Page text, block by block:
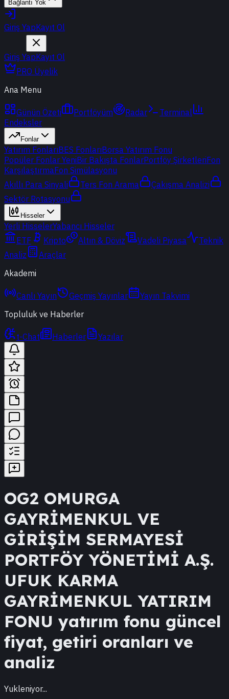
Bağlantı Yok
Giriş YapKayıt Ol
Giriş YapKayıt Ol
PRO Üyelik
Ana Menu
Günün Özeti Portföyüm Radar
Terminal
Endeksler
Fonlar
Yatırım FonlarıBES FonlarıBorsa Yatırım Fonu
Popüler Fonlar YeniBir Bakışta FonlarPortföy ŞirketleriFon
KarşılaştırmaFon Simülasyonu
Akıllı Para Sinyali
Ters Fon Arama
Çakışma Analizi
Sektör Rotasyonu
Hisseler
Yerli HisselerYabancı Hisseler
ETF
Kripto Altın & Döviz Vadeli Piyasa
Teknik
Analiz
Araçlar
Akademi
Canlı Yayın Geçmiş Yayınlar
Yayın Takvimi
Topluluk ve Haberler
t-Chat Haberler Yazılar
OG2 OMURGA
GAYRİMENKUL VE
GİRİŞİM SERMAYESİ
PORTFÖY YÖNETİMİ A.Ş.
UFUK KARMA
GAYRİMENKUL YATIRIM
FONU yatırım fonu güncel
fiyat, getiri oranları ve
analiz
Yukleniyor...